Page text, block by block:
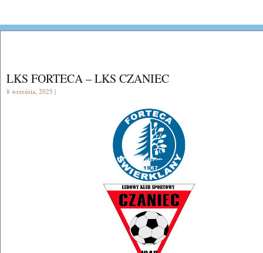
LKS FORTECA – LKS CZANIEC
8 września, 2025 |